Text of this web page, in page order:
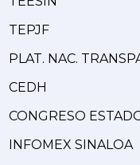
TEPJF
PLAT. NAC.
CEDH
CONGRESO
INFOMEX SINALOA